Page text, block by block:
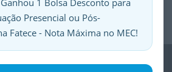
1 Bolsa Desconto para
Presencial ou Pós-
Fatece - Nota Máxima no MEC!
Seuorgulho.